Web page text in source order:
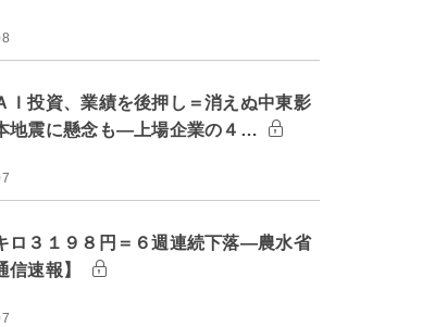
Ｉ投資、業績を後押し＝消えぬ中東影
地震に懸念も―上場企業の４…
ロ３１９８円＝６週連続下落―農水省
信速報】